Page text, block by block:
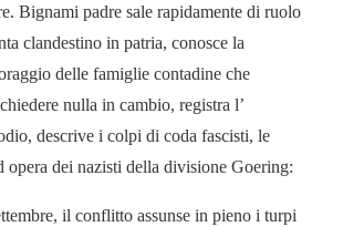
Bignami padre sale rapidamente di ruolo
clandestino in patria, conosce la
delle famiglie contadine che
nulla in cambio, registra l’
descrive i colpi di coda fascisti, le
opera dei nazisti della divisione Goering:
il conflitto assunse in pieno i turpi